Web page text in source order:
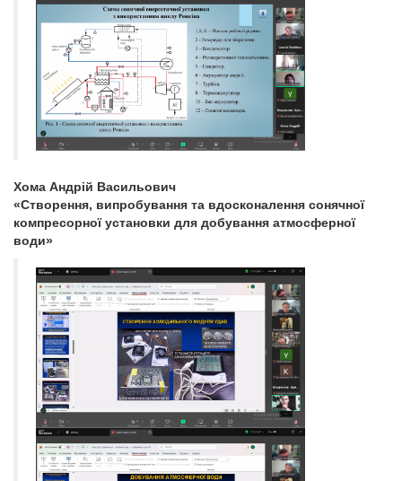
Хома Андрій Васильович
«Створення, випробування та вдосконалення сонячної
компресорної установки для добування атмосферної
води»